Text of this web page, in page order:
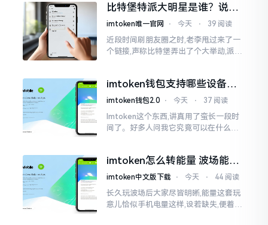
推移才逐渐明晰
比特堡特派大明星是谁？说实
话，我真没搞明白
imtoken唯一官网 ⋅ 今天 ⋅ 39 阅读
近段时间刷朋友圈之时,老李甩过来了一
个链接,声称比特堡弄出了个大举动,派遣
磅”、“首发”、“独家”
imtoken钱包支持哪些设备？
手机电脑都能用
imtoken钱包2.0 ⋅ 今天 ⋅ 37 阅读
Imtoken这个东西,讲真用了蛮长一段时
间了。好多人问我它究竟可以在什么设
给予支持
imtoken怎么转能量 波场能量
转换教程
imtoken中文版下载 ⋅ 今天 ⋅ 44 阅读
长久玩波场后大家尽皆明晰,能量这套玩
意儿恰似手机电量这样,设若缺失,便着实